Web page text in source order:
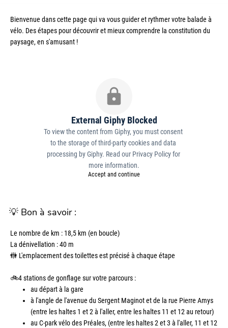
Bienvenue dans cette page qui va vous guider et rythmer votre balade à
vélo. Des étapes pour découvrir et mieux comprendre la constitution du
paysage, en s'amusant !
External Giphy Blocked
To view the content from Giphy, you must consent
to the storage of third-party cookies and data
processing by Giphy. Read our Privacy Policy for
more information.
Accept and continue
💡 Bon à savoir :
Le nombre de km : 18,5 km (en boucle)
La dénivellation : 40 m
🚻 L'emplacement des toilettes est précisé à chaque étape
🚲4 stations de gonflage sur votre parcours :
au départ à la gare
à l'angle de l'avenue du Sergent Maginot et de la rue Pierre Amys
(entre les haltes 1 et 2 à l'aller, entre les haltes 11 et 12 au retour)
au C-park vélo des Préales, (entre les haltes 2 et 3 à l'aller, 11 et 12